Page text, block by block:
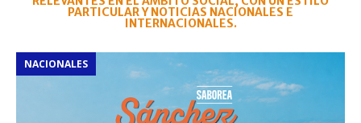
PARTICULAR Y NOTICIAS NACIONALES E
INTERNACIONALES.
NACIONALES